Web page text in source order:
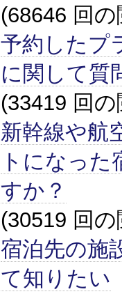
(68646 回
予約したプ
に関して質
(33419 回
新幹線や航
トになっ
すか？
(30519 回
宿泊先の施
て知りたい